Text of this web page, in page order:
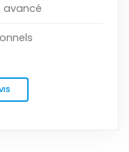
avancé